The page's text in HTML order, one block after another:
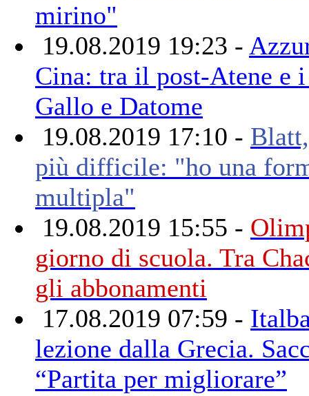
mirino"
19.08.2019 19:23 -
Cina: tra il post-Atene e
Gallo e Datome
19.08.2019 17:10 -
più difficile: "ho una
multipla"
19.08.2019 15:55 -
giorno di scuola. Tra
gli abbonamenti
17.08.2019 07:59 -
lezione dalla Grecia.
“Partita per migliorare”